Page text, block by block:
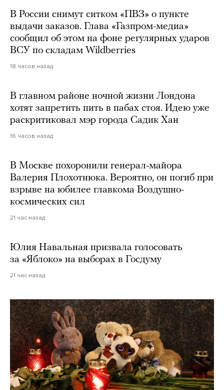
В России снимут ситком «ПВЗ» о пункте
выдачи заказов. Глава «Газпром-медиа»
сообщил об этом на фоне регулярных ударов
ВСУ по складам Wildberries
18 часов назад
В главном районе ночной жизни Лондона
хотят запретить пить в пабах стоя. Идею уже
раскритиковал мэр города Садик Хан
16 часов назад
В Москве похоронили генерал-майора
Валерия Плохотнюка. Вероятно, он погиб при
взрыве на юбилее главкома Воздушно-
космических сил
21 час назад
Юлия Навальная призвала голосовать
за «Яблоко» на выборах в Госдуму
21 час назад